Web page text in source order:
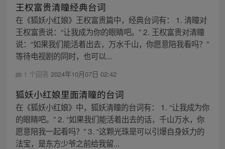
王权富贵清瞳经典台词
在《狐妖小红娘》王权富贵篇中，经典台词有： 1. 清瞳对
王权富贵说：“让我成为你的眼睛吧。” 2. 王权富贵对清瞳
说：“如果我们能活着出去，万水千山，你愿意陪我看吗？”
等待电视剧的同时，也可以...
1 个回答 2024年10月07日 02:42
狐妖小红娘里面清瞳的台词
在《狐妖小红娘》中，狐妖清瞳的台词有： 1. “让我成为你
的眼睛吧。” 2. “如果我们能活着出去的话，千山万水，你
愿意陪我一起看吗？” 3. “这颗光珠是可以引爆自身妖力的
法宝，是东方少爷之前给我留...